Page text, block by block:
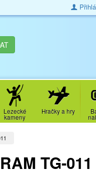
Lezecké
kameny
Hračky a hry
TG-011